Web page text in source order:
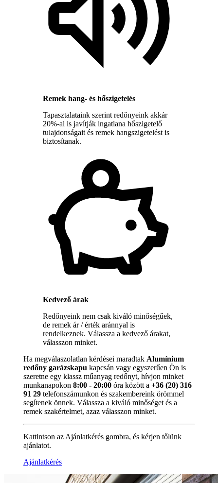
Remek hang- és hőszigetelés
Tapasztalataink szerint redőnyeink akkár
20%-al is javítják ingatlana hőszigetelő
tulajdonságait és remek hangszigetelést is
biztosítanak.
Kedvező árak
Redőnyeink nem csak kiváló minőségűek,
de remek ár / érték aránnyal is
rendelkeznek. Válassza a kedvező árakat,
válasszon minket.
Ha megválaszolatlan kérdései maradtak Alumínium
redőny garázskapu kapcsán vagy egyszerűen Ön is
szeretne egy klassz műanyag redőnyt, hívjon minket
munkanapokon 8:00 - 20:00 óra között a +36 (20) 316
91 29 telefonszámunkon és szakembereink örömmel
segítenek önnek. Válassza a kiváló minőséget és a
remek szakértelmet, azaz válasszon minket.
Kattintson az Ajánlatkérés gombra, és kérjen tőlünk
ajánlatot.
Ajánlatkérés